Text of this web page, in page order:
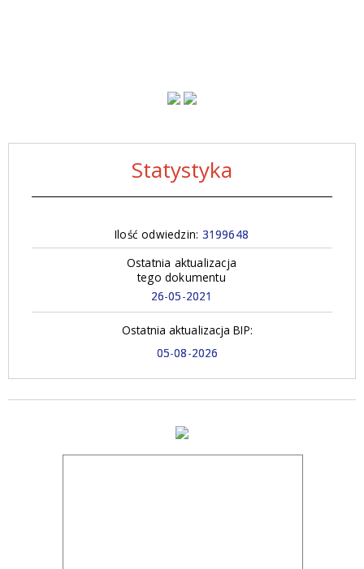
Statystyka
Ilość odwiedzin: 3199648
Ostatnia aktualizacja
tego dokumentu
26-05-2021
Ostatnia aktualizacja BIP:
05-08-2026